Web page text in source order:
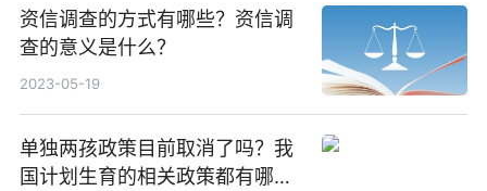
资信调查的方式有哪些？资信调
查的意义是什么？
2023-05-19
单独两孩政策目前取消了吗？我
国计划生育的相关政策都有哪